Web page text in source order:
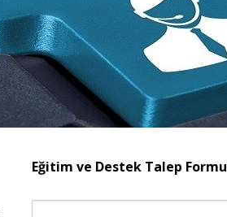
Eğitim ve Destek Talep Formu